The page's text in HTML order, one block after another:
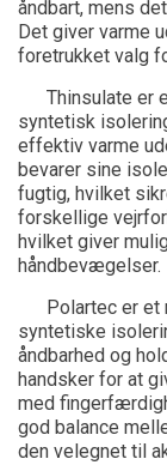
åndbart, mens
Det giver varme
foretrukket valg
Thinsulate er
syntetisk
effektiv varme
bevarer sine
fugtig, hvilket
forskellige
hvilket giver
håndbevægelser.
Polartec er
syntetiske
åndbarhed og
handsker for at
med
god balance
den velegnet til